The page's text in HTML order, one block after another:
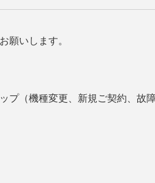
願いします。
（機種変更、新規ご契約、故